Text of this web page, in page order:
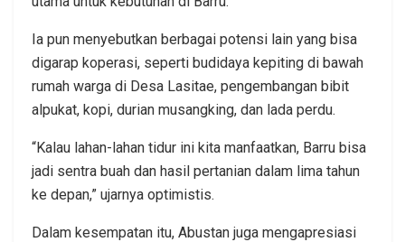
Ia pun menyebutkan berbagai potensi lain yang bisa
digarap koperasi, seperti budidaya kepiting di bawah
rumah warga di Desa Lasitae, pengembangan bibit
alpukat, kopi, durian musangking, dan lada perdu.
“Kalau lahan-lahan tidur ini kita manfaatkan, Barru bisa
jadi sentra buah dan hasil pertanian dalam lima tahun
ke depan,” ujarnya optimistis.
Dalam kesempatan itu, Abustan juga mengapresiasi